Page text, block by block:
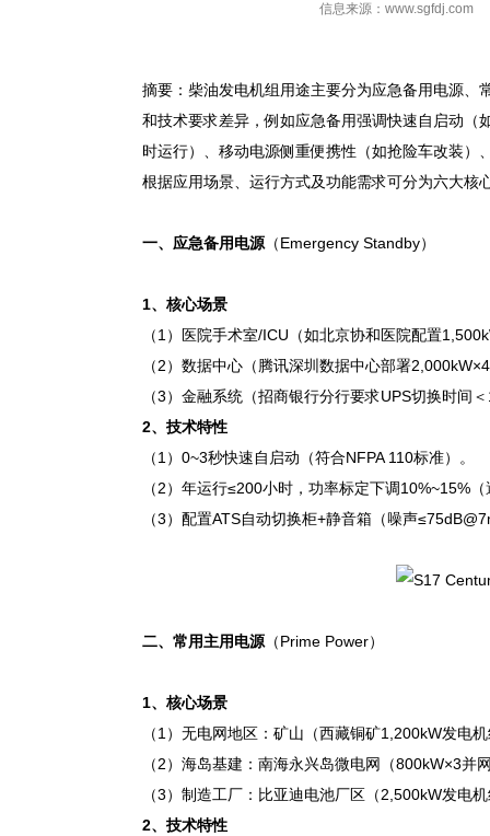
信息来源：
摘要：柴油发电机组用途主要分为应急备用电源、
和技术要求差异，例如应急备用强调快速自启动
时运行）、移动电源侧重便携性（如抢险车改装
根据应用场景、运行方式及功能需求可分为六大核
一、应急备用电源 （Emergency Standby）
1、 核心场景
（1）医院手术室/ICU（如北京协和医院配置
（2）数据中心（腾讯深圳数据中心部署
（3）金融系统（招商银行分行要求UPS切换时间
2、 技术特性
（1）0~3秒快速自启动（符合NFPA 110标准）。
（2）年运行≤200小时，功率标定下调10%~15%
（3）配置ATS自动切换柜+静音箱（噪声
二、常用主用电源 （Prime Power）
1、 核心场景
（1）无电网地区：矿山（西藏铜矿1,200kW发电
（2）海岛基建：南海永兴岛微电网（800kW×3并
（3）制造工厂：比亚迪电池厂区（2,500kW发电
2、 技术特性